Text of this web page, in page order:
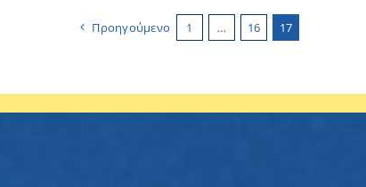
Προηγούμενο 1 … 16 17